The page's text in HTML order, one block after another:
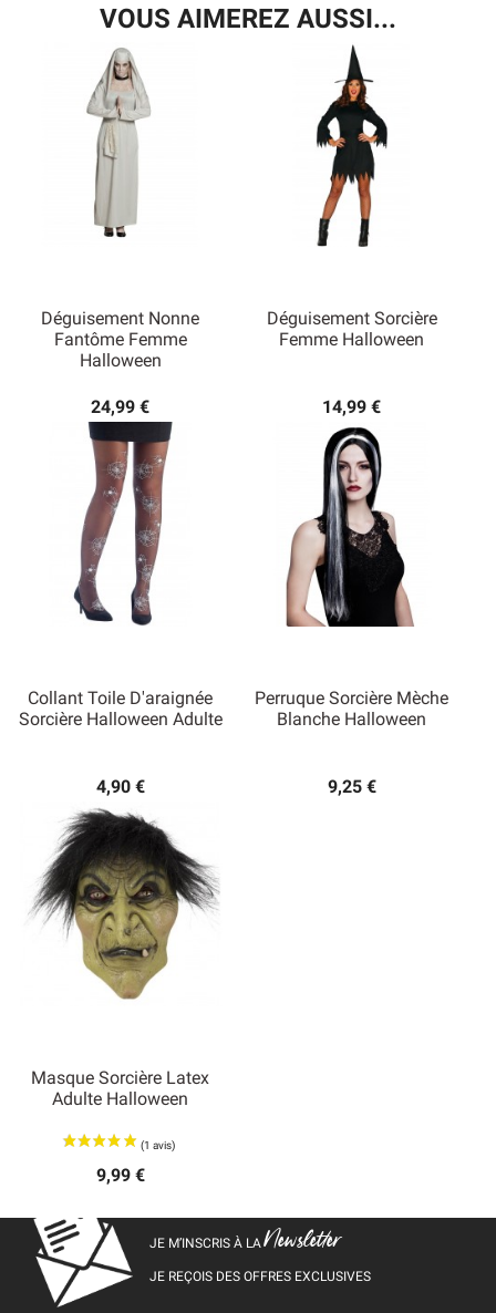
VOUS AIMEREZ AUSSI...
Déguisement Nonne
Fantôme Femme
Halloween
24,99 €
Déguisement Sorcière
Femme Halloween
14,99 €
Collant Toile D'araignée
Sorcière Halloween Adulte
4,90 €
Perruque Sorcière Mèche
Blanche Halloween
9,25 €
Masque Sorcière Latex
Adulte Halloween
9,99 €
JE M’INSCRIS À LANewsletter
JE REÇOIS DES OFFRES EXCLUSIVES